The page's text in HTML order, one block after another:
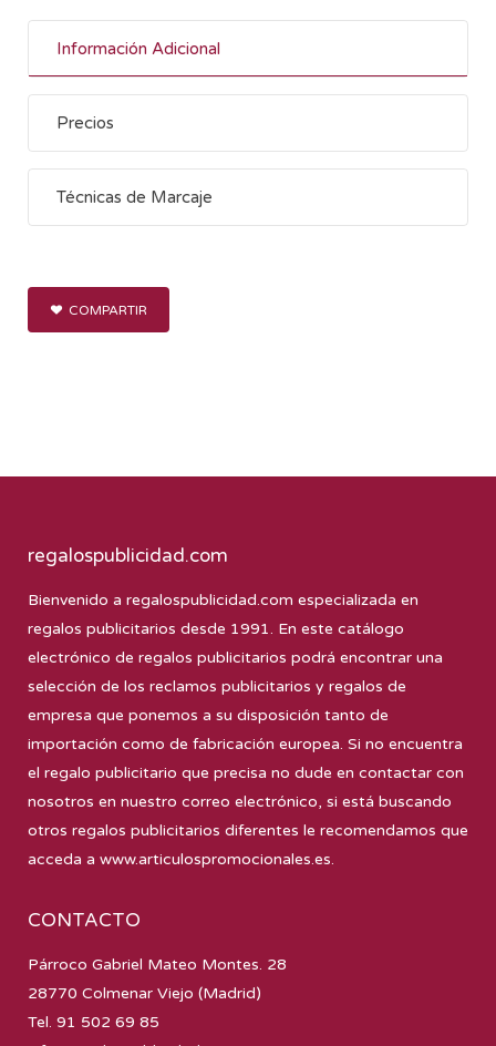
Información Adicional
Precios
Técnicas de Marcaje
COMPARTIR
regalospublicidad.com
Bienvenido a regalospublicidad.com especializada en
regalos publicitarios desde 1991. En este catálogo
electrónico de regalos publicitarios podrá encontrar una
selección de los reclamos publicitarios y regalos de
empresa que ponemos a su disposición tanto de
importación como de fabricación europea. Si no encuentra
el regalo publicitario que precisa no dude en contactar con
nosotros en nuestro correo electrónico, si está buscando
otros regalos publicitarios diferentes le recomendamos que
acceda a www.articulospromocionales.es.
CONTACTO
Párroco Gabriel Mateo Montes. 28
28770 Colmenar Viejo (Madrid)
Tel. 91 502 69 85